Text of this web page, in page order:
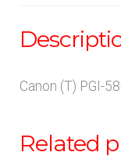
Canon (T) PGI-
Related